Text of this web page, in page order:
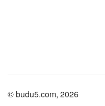
© budu5.com, 2026